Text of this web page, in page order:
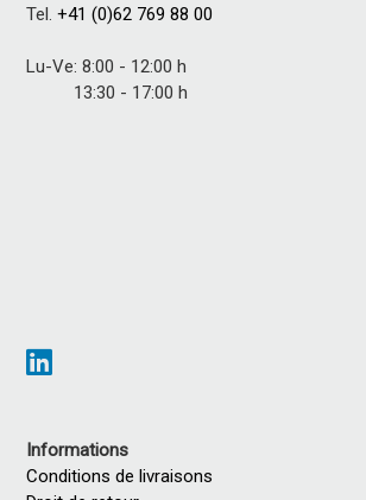
Tel.+41 (0)62 769 88 00
Lu-Ve: 8:00 - 12:00 h
13:30 - 17:00 h
Informations
Conditions de livraisons